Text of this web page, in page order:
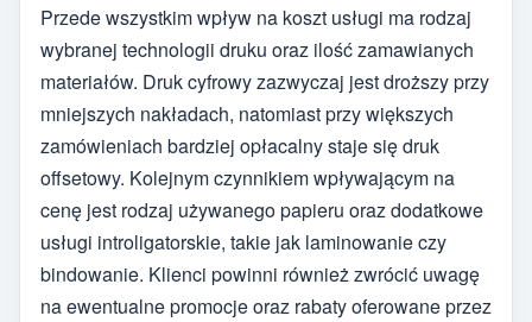
Przede wszystkim wpływ na koszt usługi ma rodzaj
wybranej technologii druku oraz ilość zamawianych
materiałów. Druk cyfrowy zazwyczaj jest droższy przy
mniejszych nakładach, natomiast przy większych
zamówieniach bardziej opłacalny staje się druk
offsetowy. Kolejnym czynnikiem wpływającym na
cenę jest rodzaj używanego papieru oraz dodatkowe
usługi introligatorskie, takie jak laminowanie czy
bindowanie. Klienci powinni również zwrócić uwagę
na ewentualne promocje oraz rabaty oferowane przez